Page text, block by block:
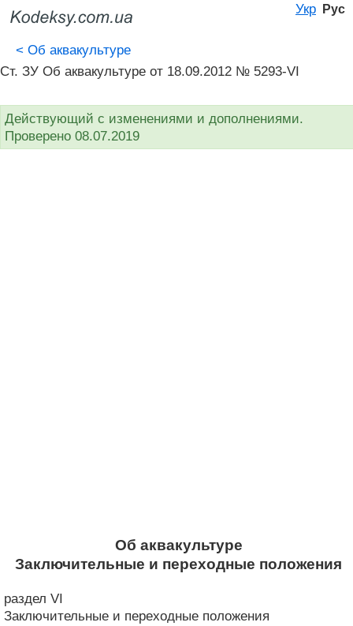
Укр Рус
< Об аквакультуре
Ст. ЗУ Об аквакультуре от 18.09.2012 № 5293-VI
Действующий с изменениями и дополнениями.
Проверено 08.07.2019
Об аквакультуре
Заключительные и переходные положения
раздел VI
Заключительные и переходные положения